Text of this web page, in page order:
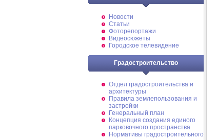
Новости
Статьи
Фоторепортажи
Видеосюжеты
Городское телевидение
Градостроительство
Отдел градостроительства и
архитектуры
Правила землепользования и
застройки
Генеральный план
Концепция создания единого
парковочного пространства
Нормативы градостроительного